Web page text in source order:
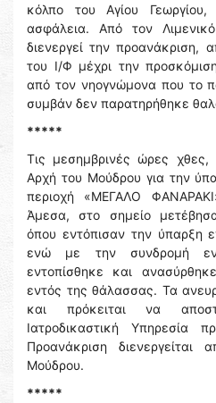
κόλπο του Αγίου
ασφάλεια. Από τον
διενεργεί την προανάκριση,
του Ι/Φ μέχρι την
από τον νηογνώμονα που το
συμβάν δεν παρατηρήθηκε
*****
Τις μεσημβρινές ώρες χθες,
Αρχή του Μούδρου για την
περιοχή «ΜΕΓΑΛΟ
Άμεσα, στο σημείο
όπου εντόπισαν την ύπαρξη
ενώ με την συνδρομή
εντοπίσθηκε και
εντός της θάλασσας. Τα
και πρόκειται να
Ιατροδικαστική Υπηρεσία
Προανάκριση
Μούδρου.
*****